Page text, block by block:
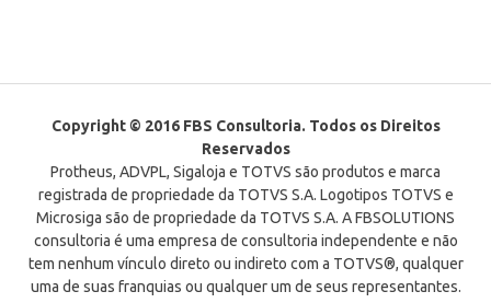
Copyright © 2016 FBS Consultoria. Todos os Direitos
Reservados
Protheus, ADVPL, Sigaloja e TOTVS são produtos e marca
registrada de propriedade da TOTVS S.A. Logotipos TOTVS e
Microsiga são de propriedade da TOTVS S.A. A FBSOLUTIONS
consultoria é uma empresa de consultoria independente e não
tem nenhum vínculo direto ou indireto com a TOTVS®, qualquer
uma de suas franquias ou qualquer um de seus representantes.